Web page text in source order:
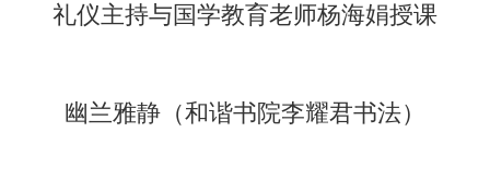
礼仪主持与国学教育老师杨海娟授课
幽兰雅静（和谐书院李耀君书法）